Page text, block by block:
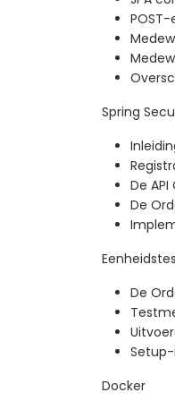
Spring
De
De
De
Docker